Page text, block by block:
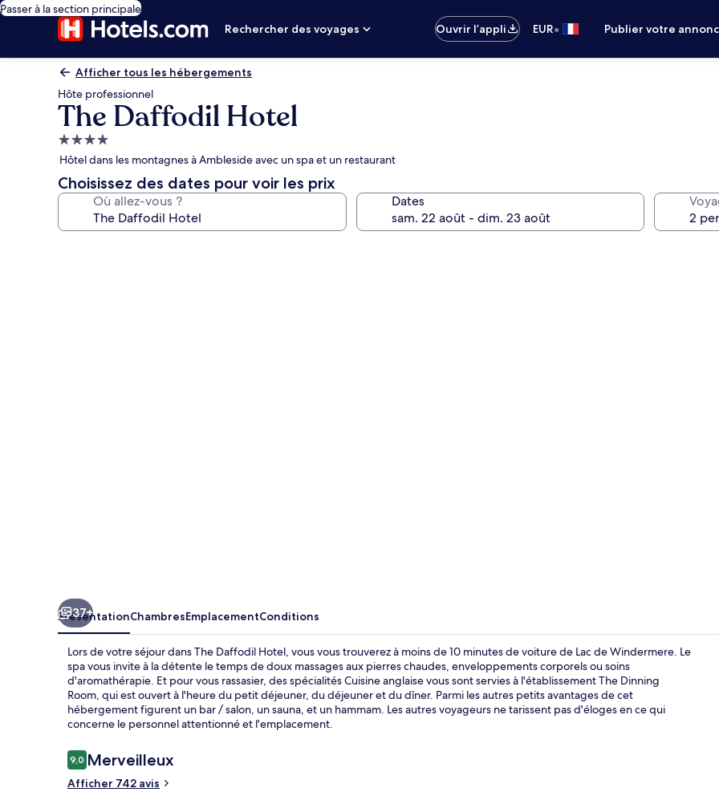
Passer à la section principale
Rechercher des voyages
Ouvrir l’appli EUR• Publier votre
Afficher tous les hébergements
Hôte professionnel
The Daffodil Hotel
Hébergement
4.0 étoiles
Hôtel dans les montagnes à Ambleside avec un spa et un restaurant
Choisissez des dates pour voir les prix
Où allez-vous ? Dates
37+
PrésentationChambresEmplacementConditions
Lors de votre séjour dans The Daffodil Hotel, vous vous trouverez à moins de 10 minutes de voiture de Lac de Windermere. Le
spa vous invite à la détente le temps de doux massages aux pierres chaudes, enveloppements corporels ou soins
d'aromathérapie. Et pour vous rassasier, des spécialités Cuisine anglaise vous sont servies à l'établissement The Dinning
Room, qui est ouvert à l'heure du petit déjeuner, du déjeuner et du dîner. Parmi les autres petits avantages de cet
hébergement figurent un bar / salon, un sauna, et un hammam. Les autres voyageurs ne tarissent pas d'éloges en ce qui
concerne le personnel attentionné et l'emplacement.
Avis
voyageurs
9,09,0 sur 10
Merveilleux
Afficher 742 avis